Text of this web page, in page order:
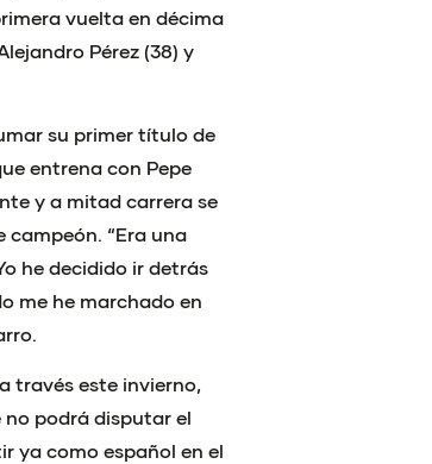
vuelta en décima
Pérez (38) y
su primer título de
entrena con Pepe
y a mitad carrera se
campeón. “Era una
he decidido ir detrás
me he marchado en
través este invierno,
no podrá disputar el
ya como español en el